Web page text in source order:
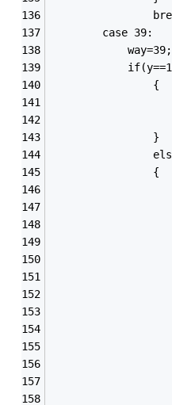
		case 39:
			way=39;
				{
				}
				{